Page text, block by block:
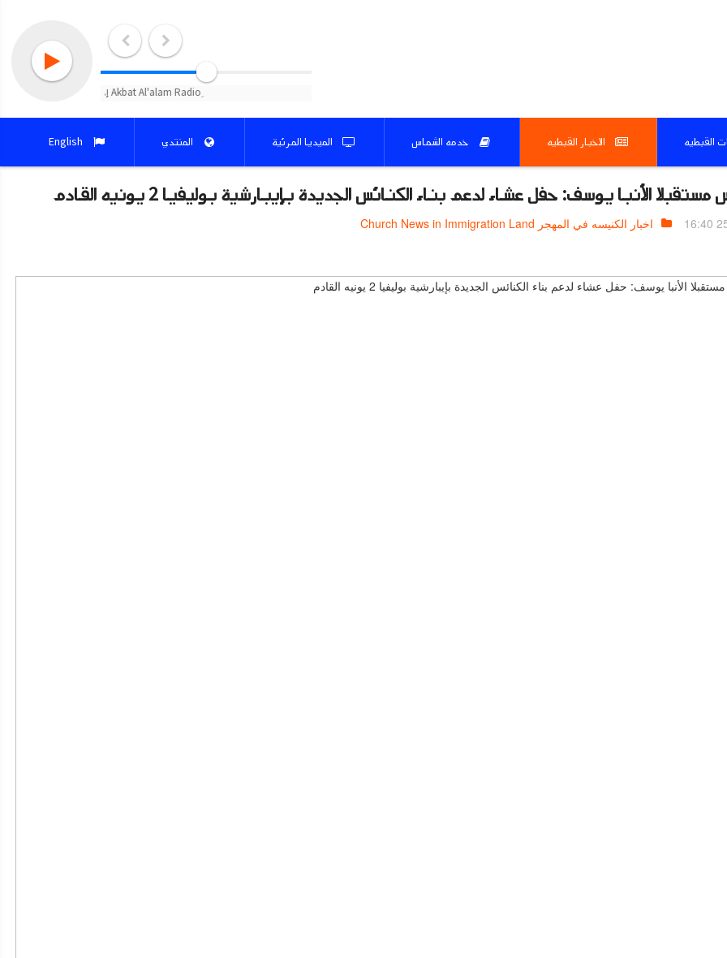
ِAkbat Al'alam Radio إذاعة اقباط العالم
القبطيه الاخبار القبطيه خدمه الشماس الميديا المرئية المنتدي English
مستقبلا الأنبا يوسف: حفل عشاء لدعم بناء الكنائس الجديدة بإيبارشية بوليفيا 2 يونيه القادم
اخبار الكنيسه في المهجر Church News in Immigration Land